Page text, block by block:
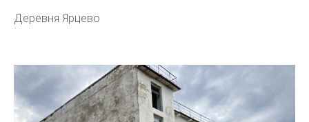
Деревня Ярцево